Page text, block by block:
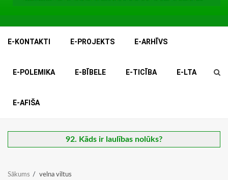
E-KONTAKTI E-PROJEKTS E-ARHĪVS
E-POLEMIKA E-BĪBELE E-TICĪBA E-LTA
E-AFIŠA
92. Kāds ir laulības nolūks?
Sākums velna viltus